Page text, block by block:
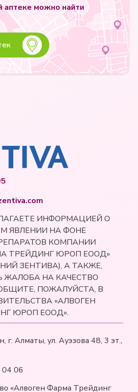
можно найти
ИНФОРМАЦИЕЙ О
ЯВЛЕНИИ НА ФОНЕ
КОМПАНИИ
ТРЕЙДИНГ ЮРОП ЕООД»
ЗЕНТИВА), А ТАКЖЕ,
ЖАЛОБА НА КАЧЕСТВО
ПОЖАЛУЙСТА, В
«АЛВОГЕН
ЮРОП ЕООД».
г. Алматы, ул. Ауэзова 48, 3 эт.,
04 06
«Алвоген Фарма Трейдинг